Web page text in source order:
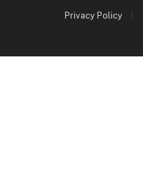
Privacy Policy